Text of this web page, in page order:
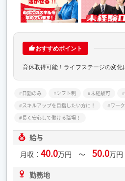
おすすめポイント
育休取得可能！ライフステージの変化
日勤のみ シフト制 未経験可
スキルアップを目指したい方に！
ワー
長く安心して働ける職場！
給与
月収：40.0万円 ～50.0万円
勤務地